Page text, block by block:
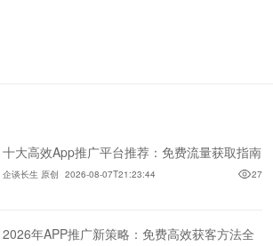
十大高效App推广平台推荐：免费流量获取指南
企谈长生 原创 2026-08-07T21:23:44 27
2026年APP推广新策略：免费高效获客方法全